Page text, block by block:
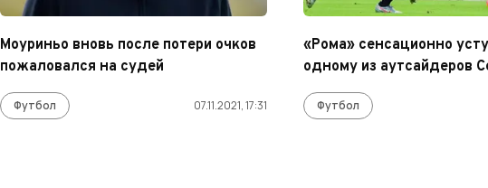
Моуриньо вновь после потери очков
пожаловался на судей
Футбол 07.11.2021, 17:31
«Рома» сенсационно
одному из аутсайдеров
Футбол